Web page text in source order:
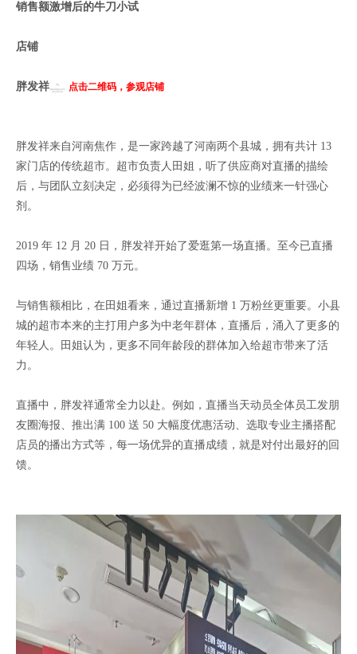
销售额激增后的牛刀小试
店铺
胖发祥 点击二维码，参观店铺
胖发祥来自河南焦作，是一家跨越了河南两个县城，拥有共计 13
家门店的传统超市。超市负责人田姐，听了供应商对直播的描绘
后，与团队立刻决定，必须得为已经波澜不惊的业绩来一针强心
剂。
2019 年 12 月 20 日，胖发祥开始了爱逛第一场直播。至今已直播
四场，销售业绩 70 万元。
与销售额相比，在田姐看来，通过直播新增 1 万粉丝更重要。小县
城的超市本来的主打用户多为中老年群体，直播后，涌入了更多的
年轻人。田姐认为，更多不同年龄段的群体加入给超市带来了活
力。
直播中，胖发祥通常全力以赴。例如，直播当天动员全体员工发朋
友圈海报、推出满 100 送 50 大幅度优惠活动、选取专业主播搭配
店员的播出方式等，每一场优异的直播成绩，就是对付出最好的回
馈。